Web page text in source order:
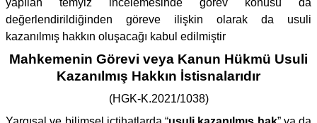
yapılan temyiz incelemesinde görev konusu da
değerlendirildiğinden göreve ilişkin olarak da usuli
kazanılmış hakkın oluşacağı kabul edilmiştir
Mahkemenin Görevi veya Kanun Hükmü Usuli
Kazanılmış Hakkın İstisnalarıdır
(HGK-K.2021/1038)